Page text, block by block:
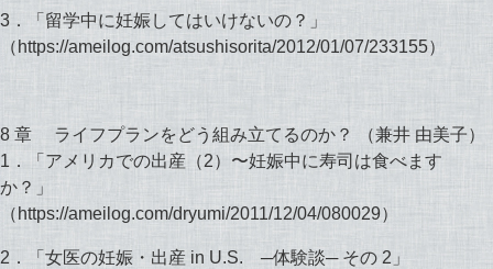
3．「留学中に妊娠してはいけないの？」
（https://ameilog.com/atsushisorita/2012/01/07/233155）
8 章 ライフプランをどう組み立てるのか？ （兼井 由美子）
1．「アメリカでの出産（2）〜妊娠中に寿司は食べます
か？」
（https://ameilog.com/dryumi/2011/12/04/080029）
2．「女医の妊娠・出産 in U.S. ─体験談─ その 2」